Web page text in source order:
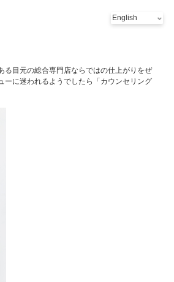
る目元の総合専門店ならではの仕上がりをぜ
ーに迷われるようでしたら「カウンセリング